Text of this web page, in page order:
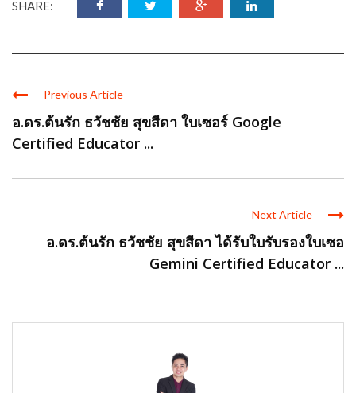
SHARE:
Previous Article
อ.ดร.ต้นรัก ธวัชชัย สุขสีดา ใบเซอร์ Google
Certified Educator ...
Next Article
อ.ดร.ต้นรัก ธวัชชัย สุขสีดา ได้รับใบรับรองใบเซอ
Gemini Certified Educator ...